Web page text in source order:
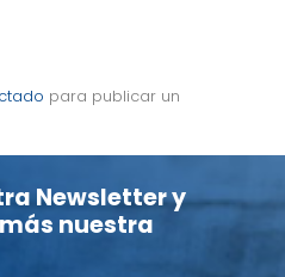
para publicar un
Newsletter y
nuestra